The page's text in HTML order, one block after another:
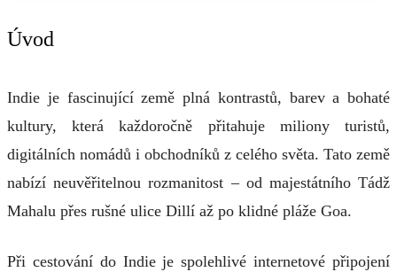
Úvod
Indie je fascinující země plná kontrastů, barev a bohaté
kultury, která každoročně přitahuje miliony turistů,
digitálních nomádů i obchodníků z celého světa. Tato země
nabízí neuvěřitelnou rozmanitost – od majestátního Tádž
Mahalu přes rušné ulice Dillí až po klidné pláže Goa.
Při cestování do Indie je spolehlivé internetové připojení